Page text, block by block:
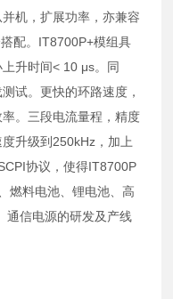
机，扩展功率，亦兼容
配。IT8700P+模组具
升时间< 10 μs。同
试。更快的环路速度，
。三段电流量程，精度
升级到250kHz，加上
协议，使得IT8700P
燃料电池、锂电池、高
通信电源的研发及产线